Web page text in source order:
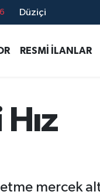
Düziçi
RESMİ İLANLAR
mercek